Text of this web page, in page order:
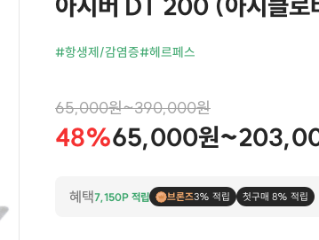
#항생제/감염증#헤르페스
65,000원~390,000원
48%65,000원
혜택7,150P 적립 브론즈3% 적립 첫구매 8% 적립